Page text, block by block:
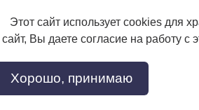
с 9:00 до
Заказать звонок
Этот сайт использует cookies для
Вы даете согласие на работу с
Хорошо, принимаю